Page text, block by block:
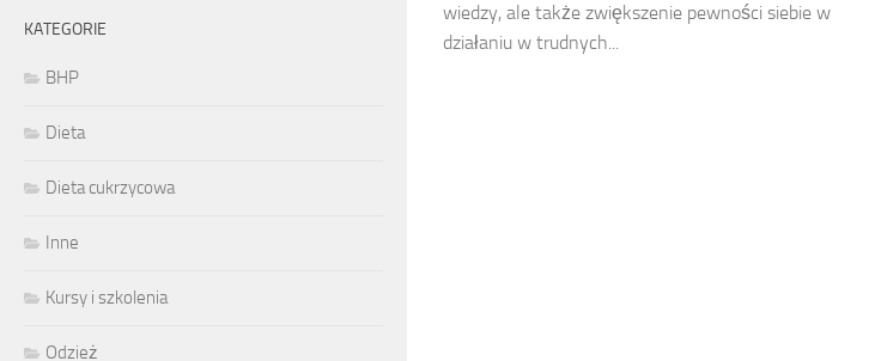
wiedzy, ale także zwiększenie pewności siebie w
działaniu w trudnych...
KATEGORIE
BHP
Dieta
Dieta cukrzycowa
Inne
Kursy i szkolenia
Odzież